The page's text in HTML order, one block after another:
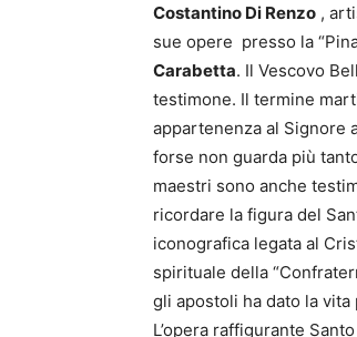
Costantino Di Renzo ,
sue opere presso la
Carabetta. Il Vescovo
testimone. Il termine
appartenenza al Signore
forse non guarda più
maestri sono anche
ricordare la figura del
iconografica legata al
spirituale della
gli apostoli ha dato la
L’opera raffigurante